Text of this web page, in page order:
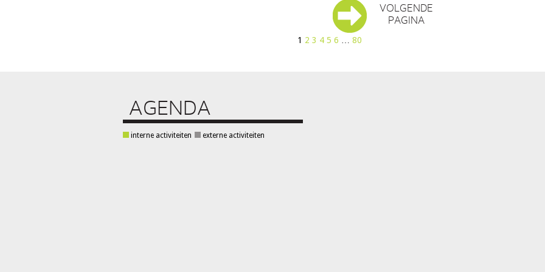
1 2 3 4 5 6 80
VOLGENDE
PAGINA
AGENDA
interne activiteiten externe activiteiten